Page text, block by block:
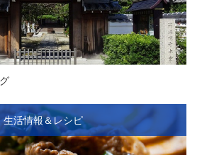
生活情報＆レシピ